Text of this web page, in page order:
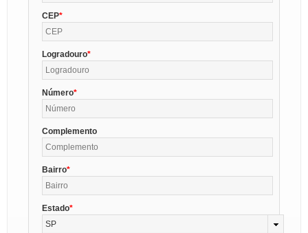
CEP
Logradouro
Número
Complemento
Bairro
Estado
SP